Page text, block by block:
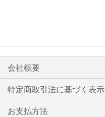
会社概要
特定商取引法に基づく表示
お支払方法